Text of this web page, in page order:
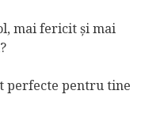
mai fericit și mai
perfecte pentru tine